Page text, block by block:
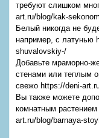
требуют слишком
art.ru/blog/kak-
Белый никогда не
например, с латунью
shuvalovskiy-/
Добавьте мраморно-
стенами или теплым
свежо https://deni-
Вы также можете
комнатным
art.ru/blog/barnaya-